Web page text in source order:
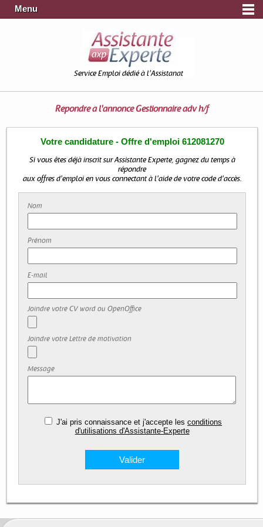
Menu
Service Emploi dédié à l'Assistanat
Répondre à l'annonceGestionnaire adv h/f
Votre candidature - Offre d'emploi 612081270
Si vous êtes déjà inscrit sur Assistante Experte, gagnez du temps à
répondre
aux offres d'emploi en vous connectant à l'aide de votre code d'accès.
Nom
Prénom
E-mail
Joindre votre CV word ou OpenOffice
Joindre votre Lettre de motivation
Message
J'ai pris connaissance et j'accepte lesconditions
d'utilisations d'Assistante-Experte